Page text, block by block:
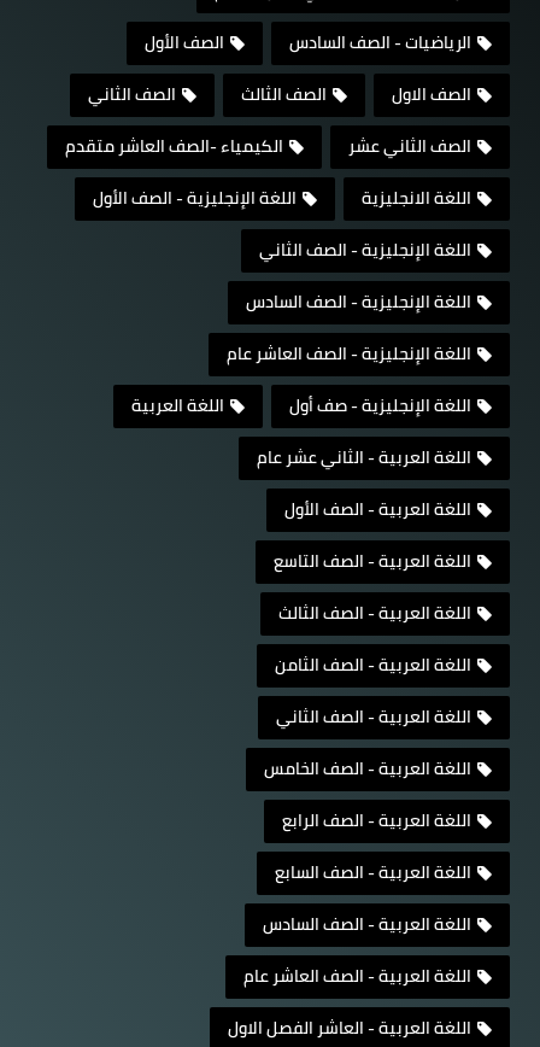
الرياضيات - الصف السادس
الصف الأول
الصف الاول
الصف الثالث
الصف الثاني
الصف الثاني عشر
الكيمياء -الصف العاشر متقدم
اللغة الانجليزية
اللغة الإنجليزية - الصف الأول
اللغة الإنجليزية - الصف الثاني
اللغة الإنجليزية - الصف السادس
اللغة الإنجليزية - الصف العاشر عام
اللغة الإنجليزية - صف أول
اللغة العربية
اللغة العربية - الثاني عشر عام
اللغة العربية - الصف الأول
اللغة العربية - الصف التاسع
اللغة العربية - الصف الثالث
اللغة العربية - الصف الثامن
اللغة العربية - الصف الثاني
اللغة العربية - الصف الخامس
اللغة العربية - الصف الرابع
اللغة العربية - الصف السابع
اللغة العربية - الصف السادس
اللغة العربية - الصف العاشر عام
اللغة العربية - العاشر الفصل الاول